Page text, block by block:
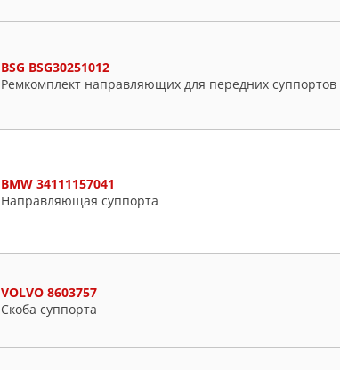
BSG BSG30251012
Ремкомплект направляющих для передних суппортов
BMW 34111157041
Направляющая суппорта
VOLVO 8603757
Скоба суппорта